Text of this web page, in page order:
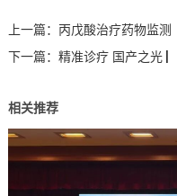
上一篇： 丙戊酸治疗药物监
下一篇： 精准诊疗 国产之光
相关推荐